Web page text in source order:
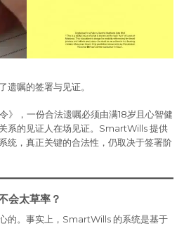
遗嘱的签署与见证。
》，一份合法遗嘱必须由满18岁且心智健
系的见证人在场见证。SmartWills 提供
统，真正关键的合法性，仍取决于签署阶
会太草率？
的。事实上，SmartWills 的系统是基于